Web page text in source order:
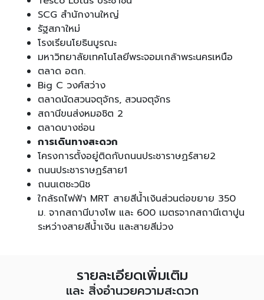
SCG สำนักงานใหญ่
รัฐสภาใหม่
โรงเรียนโยธินบูรณะ
มหาวิทยาลัยเทคโนโลยีพระจอมเกล้าพระนครเหนือ
ตลาด อตก.
Big C วงศ์สว่าง
ตลาดนัดสวนจตุจักร, สวนจตุจักร
สถานีขนส่งหมอชิต 2
ตลาดบางซ่อน
การเดินทางสะดวก
โครงการตั้งอยู่ติดกับถนนประชาราษฏร์สาย2
ถนนประชาราษฏร์สาย1
ถนนเตชะวนิช
ใกล้รถไฟฟ้า MRT สายสีน้ำเงินส่วนต่อขยาย 350
ม. จากสถานีบางโพ และ 600 เมตรจากสถานีเตาปูน
ระหว่างสายสีน้ำเงิน และสายสีม่วง
รายละเอียดเพิ่มเติม
และ สิ่งอำนวยความสะดวก